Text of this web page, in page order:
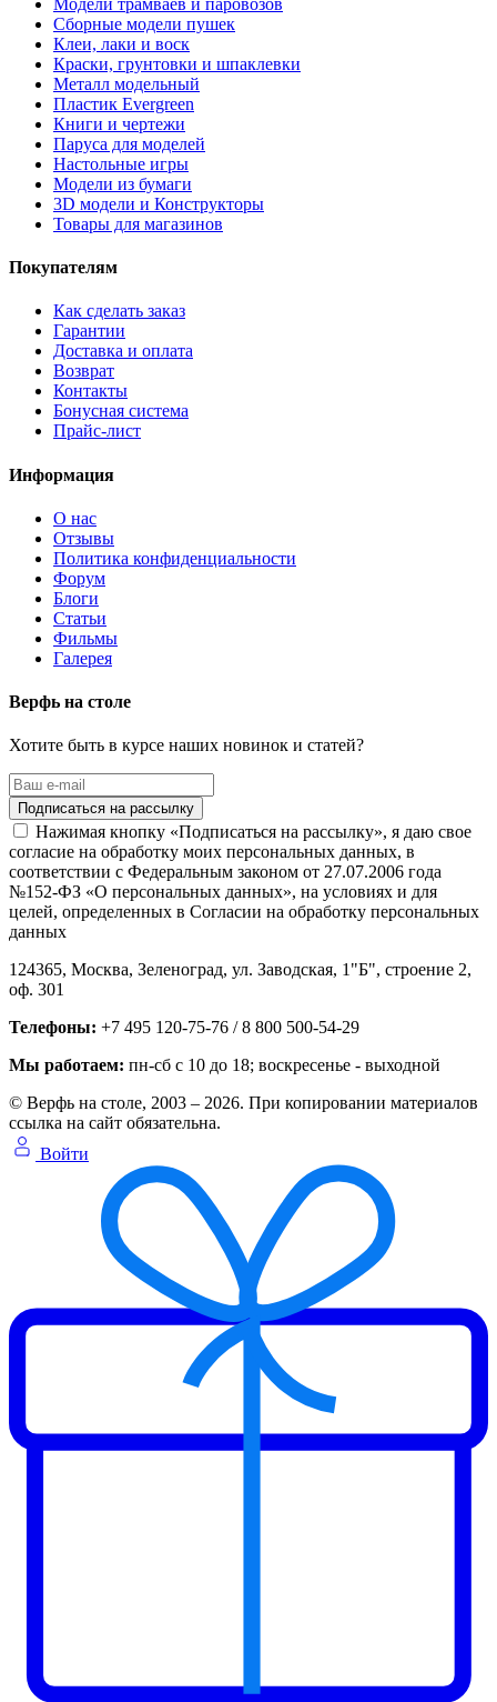
Сборные модели пушек
Клеи, лаки и воск
Краски, грунтовки и шпаклевки
Металл модельный
Пластик Evergreen
Книги и чертежи
Паруса для моделей
Настольные игры
Модели из бумаги
3D модели и Конструкторы
Товары для магазинов
Покупателям
Как сделать заказ
Гарантии
Доставка и оплата
Возврат
Контакты
Бонусная система
Прайс-лист
Информация
О нас
Отзывы
Политика конфиденциальности
Форум
Блоги
Статьи
Фильмы
Галерея
Верфь на столе
Хотите быть в курсе наших новинок и статей?
Нажимая кнопку «Подписаться на рассылку», я даю свое
согласие на обработку моих персональных данных, в
соответствии с Федеральным законом от 27.07.2006 года
№152-ФЗ «О персональных данных», на условиях и для
целей, определенных в Согласии на обработку персональных
данных
124365, Москва, Зеленоград, ул. Заводская, 1"Б", строение 2,
оф. 301
Телефоны: +7 495 120-75-76 / 8 800 500-54-29
Мы работаем: пн-сб с 10 до 18; воскресенье - выходной
© Верфь на столе, 2003 – 2026. При копировании материалов
ссылка на сайт обязательна.
Войти